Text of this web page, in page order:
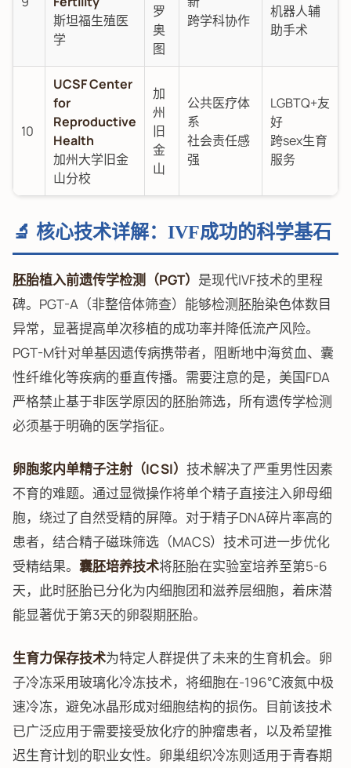
斯坦福生殖医
学
罗
奥
图
跨学科协作
机器人辅
助手术
10
UCSF Center
for
Reproductive
Health
加州大学旧金
山分校
加
州
旧
金
山
公共医疗体
系
社会责任感
强
LGBTQ+友
好
跨sex生育
服务
🔬 核心技术详解：IVF成功的科学基石
胚胎植入前遗传学检测（PGT） 是现代IVF技术的里程
碑。PGT-A（非整倍体筛查）能够检测胚胎染色体数目
异常，显著提高单次移植的成功率并降低流产风险。
PGT-M针对单基因遗传病携带者，阻断地中海贫血、囊
性纤维化等疾病的垂直传播。需要注意的是，美国FDA
严格禁止基于非医学原因的胚胎筛选，所有遗传学检测
必须基于明确的医学指征。
卵胞浆内单精子注射（ICSI） 技术解决了严重男性因素
不育的难题。通过显微操作将单个精子直接注入卵母细
胞，绕过了自然受精的屏障。对于精子DNA碎片率高的
患者，结合精子磁珠筛选（MACS）技术可进一步优化
受精结果。 囊胚培养技术将胚胎在实验室培养至第5-6
天，此时胚胎已分化为内细胞团和滋养层细胞，着床潜
能显著优于第3天的卵裂期胚胎。
生育力保存技术为特定人群提供了未来的生育机会。卵
子冷冻采用玻璃化冷冻技术，将细胞在-196℃液氮中极
速冷冻，避免冰晶形成对细胞结构的损伤。目前该技术
已广泛应用于需要接受放化疗的肿瘤患者，以及希望推
迟生育计划的职业女性。卵巢组织冷冻则适用于青春期